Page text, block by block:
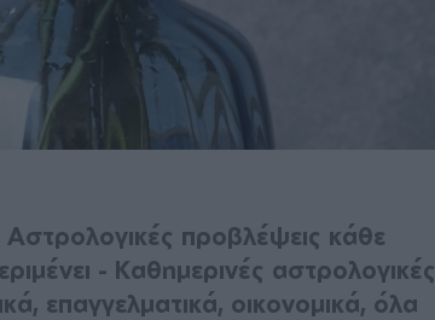
προβλέψεις κάθε
- Καθημερινές αστρολογικές
επαγγελματικά, οικονομικά, όλα